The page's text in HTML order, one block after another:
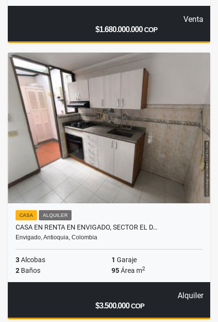
Venta
$1.680.000.000COP
CASA ALQUILER
CASA EN RENTA EN ENVIGADO, SECTOR EL D…
Envigado, Antioquia, Colombia
3Alcobas 1 Garaje
2 Baños 95Área m2
Alquiler
$3.500.000COP